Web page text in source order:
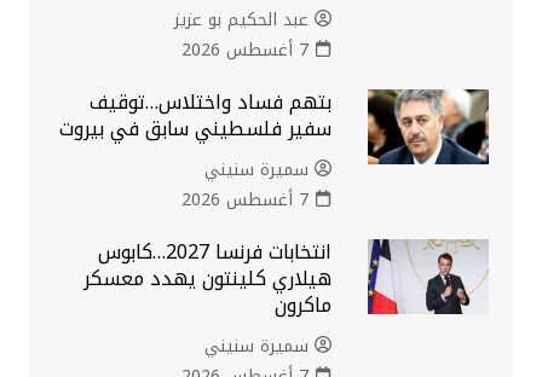
عبد الحكيم بو عزيز
7 أغسطس 2026
بتهم فساد واختلاس…توقيف
سفير فلسطيني سابق في بيروت
سميرة سنيني
7 أغسطس 2026
انتخابات فرنسا 2027…كابوس
هيلاري كلينتون يهدد معسكر
ماكرون
سميرة سنيني